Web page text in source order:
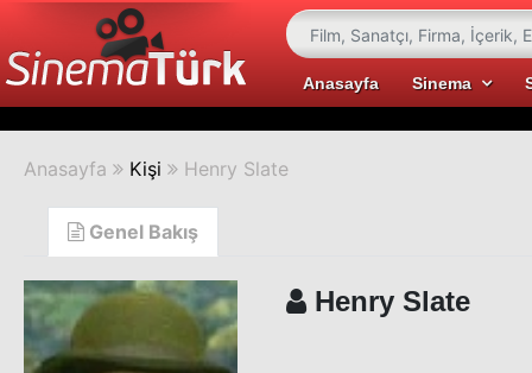
Anasayfa Sinema
Anasayfa Kişi Henry Slate
Genel Bakış
Henry Slate